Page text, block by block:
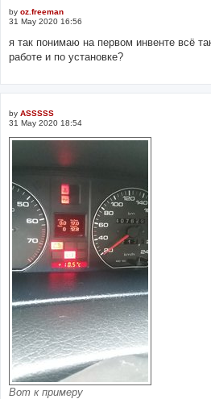
by oz.freeman
31 May 2020 16:56
я так понимаю на первом инвенте всё
работе и по установке?
by ASSSSS
31 May 2020 18:54
Вот к примеру